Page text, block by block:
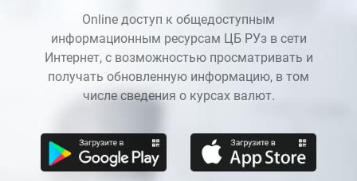
Online доступ к общедоступным
информационным ресурсам ЦБ РУз в сети
Интернет, с возможностью просматривать и
получать обновленную информацию, в том
числе сведения о курсах валют.